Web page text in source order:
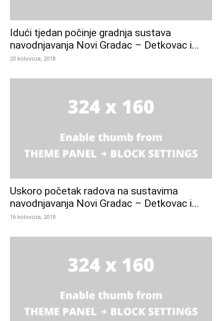
Idući tjedan počinje gradnja sustava
navodnjavanja Novi Gradac – Detkovac i...
20 kolovoza, 2018
Uskoro početak radova na sustavima
navodnjavanja Novi Gradac – Detkovac i...
16 kolovoza, 2018